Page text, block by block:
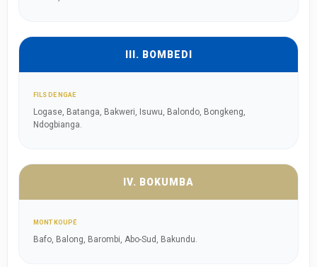
III. BOMBEDI
FILS DE NGAE
Logase, Batanga, Bakweri, Isuwu, Balondo, Bongkeng,
Ndogbianga.
IV. BOKUMBA
MONT KOUPÉ
Bafo, Balong, Barombi, Abo-Sud, Bakundu.